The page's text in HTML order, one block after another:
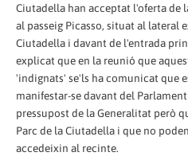
Ciutadella han acceptat l'oferta de
al passeig Picasso, situat al lateral
Ciutadella i davant de l'entrada
explicat que en la reunió que
'indignats' se'ls ha comunicat que
manifestar-se davant del
pressupost de la Generalitat però
Parc de la Ciutadella i que no
accedeixin al recinte.